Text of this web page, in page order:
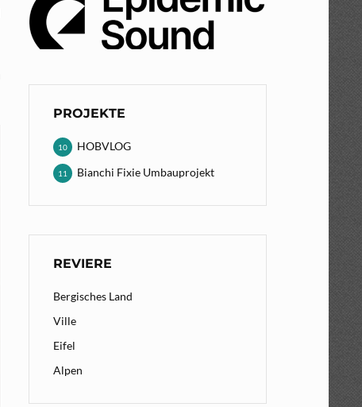
PROJEKTE
HOBVLOG
10
Bianchi Fixie Umbauprojekt
11
REVIERE
Bergisches Land
Ville
Eifel
Alpen